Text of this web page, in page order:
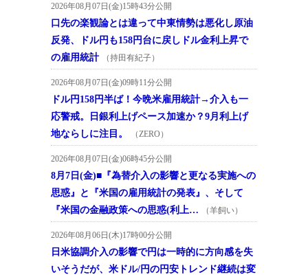
2026年08月07日(金)15時43分公開
口先の楽観論とは違って中東情勢は悪化し原油
反発、ドル円も158円台に戻しドル金利上昇で
の雇用統計
（持田有紀子）
2026年08月07日(金)09時11分公開
ドル円158円半ば！今晩米雇用統計→介入も一
応警戒。日銀利上げペース加速か？9月利上げ
地ならしに注目。
（ZERO）
2026年08月07日(金)06時45分公開
8月7日(金)■『為替介入の影響と更なる実施への
思惑』と『米国の雇用統計の発表』、そして
『米国の金融政策への思惑(利上…
（羊飼い）
2026年08月06日(木)17時00分公開
日米協調介入の影響で円は一時的に方向感を失
いそうだが、米ドル/円の円安トレンド継続は変